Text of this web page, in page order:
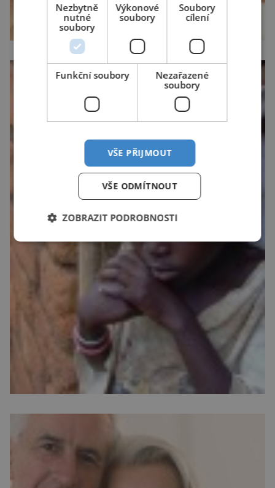
Nezbytně
nutné
soubory
Výkonové
soubory
Soubory
cílení
Funkční soubory
Nezařazené
soubory
VŠE PŘIJMOUT
VŠE ODMÍTNOUT
ZOBRAZIT PODROBNOSTI